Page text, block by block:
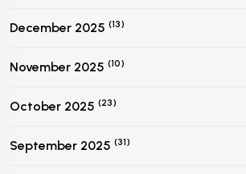
December 2025 (13)
November 2025 (10)
October 2025 (23)
September 2025 (31)